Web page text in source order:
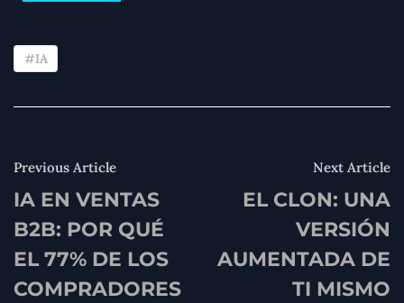
IA
Previous Article
IA EN VENTAS
B2B: POR QUÉ
EL 77% DE LOS
COMPRADORES
Next Article
EL CLON: UNA
VERSIÓN
AUMENTADA DE
TI MISMO